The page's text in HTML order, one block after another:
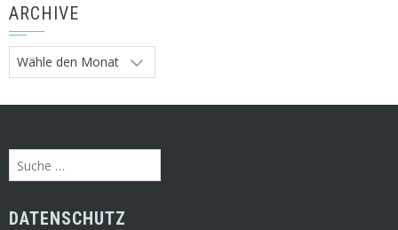
ARCHIVE
Archive
Suche
nach:
DATENSCHUTZ